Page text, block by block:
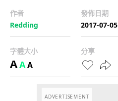
作者
Redding
發佈日期
2017-07-05
字體大小
AAA
分享
ADVERTISEMENT